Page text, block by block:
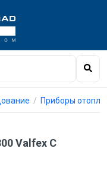
Приборы
Valfex C